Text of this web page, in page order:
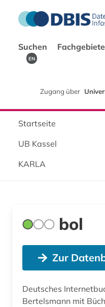
Suchen Fachgebiete
EN
Zugang über
Startseite
UB Kassel
KARLA
bol
Zur
Deutsches
Bertelsmann mit